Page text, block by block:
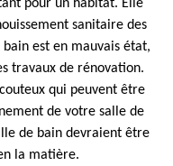
pour un habitat. Elle
sanitaire des
est en mauvais état,
travaux de rénovation.
qui peuvent être
de votre salle de
de bain devraient être
la matière.